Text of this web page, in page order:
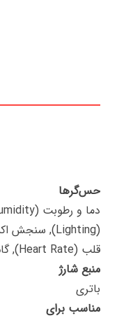
حس‌گرها
قلب (Heart Rate), گام شمار
منبع شارژ
باتری
مناسب برای